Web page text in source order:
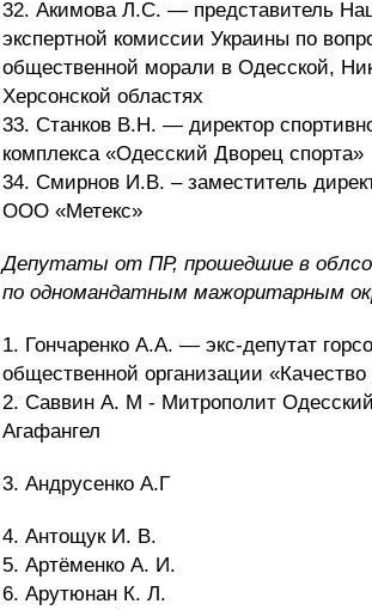
32. Акимова Л.С. — представитель
экспертной комиссии Украины по
общественной морали в Одесской,
Херсонской областях
33. Станков В.Н. — директор
комплекса «Одесский Дворец спорта»
34. Смирнов И.В. – заместитель
ООО «Метекс»
Депутаты от ПР, прошедшие в
по одномандатным мажоритарным
1. Гончаренко А.А. — экс-депутат
общественной организации
2. Саввин А. М - Митрополит
Агафангел
3. Андрусенко А.Г
4. Антощук И. В.
5. Артёменко А. И.
6. Арутюнан К. Л.